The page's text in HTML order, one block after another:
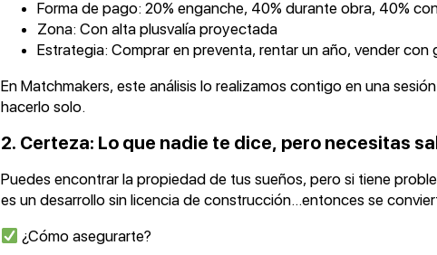
Forma de pago: 20% enganche, 40% durante obra, 40%
Zona: Con alta plusvalía proyectada
Estrategia: Comprar en preventa, rentar un año, vender con
En Matchmakers, este análisis lo realizamos contigo en una
hacerlo solo.
2. Certeza: Lo que nadie te dice, pero necesitas
Puedes encontrar la propiedad de tus sueños, pero si tiene
es un desarrollo sin licencia de construcción…entonces se
¿Cómo asegurarte?